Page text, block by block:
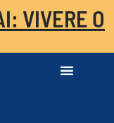
VIVERE O